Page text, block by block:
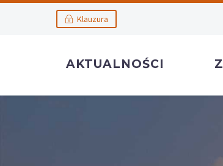
Klauzura
AKTUALNOŚCI